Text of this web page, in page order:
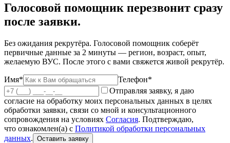
Голосовой помощник перезвонит сразу
после заявки.
Без ожидания рекрутёра. Голосовой помощник соберёт
первичные данные за 2 минуты — регион, возраст, опыт,
желаемую ВУС. После этого с вами свяжется живой рекрутёр.
Имя*
Телефон*
Отправляя заявку, я даю
согласие на обработку моих персональных данных в целях
обработки заявки, связи со мной и консультационного
сопровождения на условиях Согласия. Подтверждаю,
что ознакомлен(а) с Политикой обработки персональных
данных. Оставить заявку